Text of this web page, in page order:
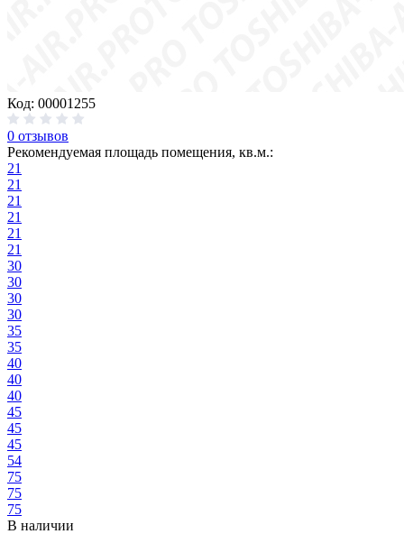
Код: 00001255
0 отзывов
Рекомендуемая площадь помещения, кв.м.:
21
21
21
21
21
21
30
30
30
30
35
35
40
40
40
45
45
45
54
75
75
75
В наличии